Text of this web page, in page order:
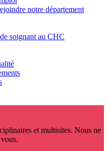
notre département
soignant au CHC
et multisites. Nous ne